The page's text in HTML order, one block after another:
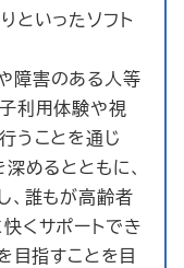
といったソフト
障害のある人等
利用体験や視
うことを通じ
めるとともに、
、誰もが高齢者
くサポートでき
目指すことを目